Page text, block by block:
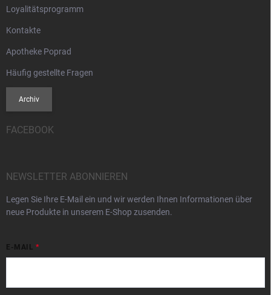
Loyalitätsprogramm
Kontakte
Apotheke Poprad
Häufig gestellte Fragen
Archiv
FACEBOOK
NEWSLETTER ABONNIEREN
Legen Sie Ihre E-Mail ein und wir werden Ihnen Informationen über
neue Produkte in unserem E-Shop zusenden.
E-MAIL